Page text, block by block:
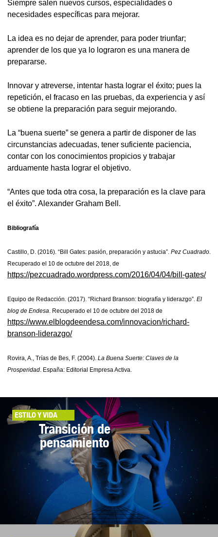
Siempre salen nuevos cursos, especialidades o
necesidades específicas para mejorar.
La idea es no dejar de aprender, para poder triunfar;
aprender de los que ya lo lograron es una manera de
prepararse.
Innovar y atreverse, intentar hasta lograr el éxito; pues la
repetición, el fracaso en las pruebas, da experiencia y así
se obtiene la preparación para seguir mejorando.
La “buena suerte” se genera a partir de disponer de las
circunstancias adecuadas, tener suficiente paciencia,
contar con los conocimientos propicios y trabajar
arduamente hasta lograr el objetivo.
“Antes que toda otra cosa, la preparación es la clave para
el éxito”. Alexander Graham Bell.
Bibliografía
Castillo, D. (2016). “Bill Gates: pasión, preparación y astucia”. Pez Cuadrado.
Recuperado el 10 de octubre del 2018, de
https://pezcuadrado.wordpress.com/2016/04/04/bill-gates/
Equipo de Redacción. (2017). “Richard Branson: biografía y liderazgo”. El
blog de Endesa. Recuperado el 10 de octubre del 2018 de
https://www.elblogdeendesa.com/innovacion/richard-
branson-liderazgo/
Rovira, A., Trías de Bes, F. (2004). La Buena Suerte: Claves de la
Prosperidad. España: Editorial Empresa Activa.
ESTILO Y VIDA
Transición de
pensamiento